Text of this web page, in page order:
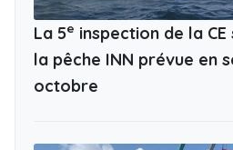
La 5e inspection de la
la pêche INN prévue en
octobre